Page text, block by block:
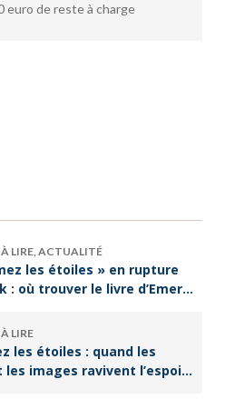
euro de reste à charge
À LIRE, ACTUALITÉ
les étoiles » en rupture
: où trouver le livre d’Emeric
À LIRE
les étoiles : quand les
images ravivent l’espoir